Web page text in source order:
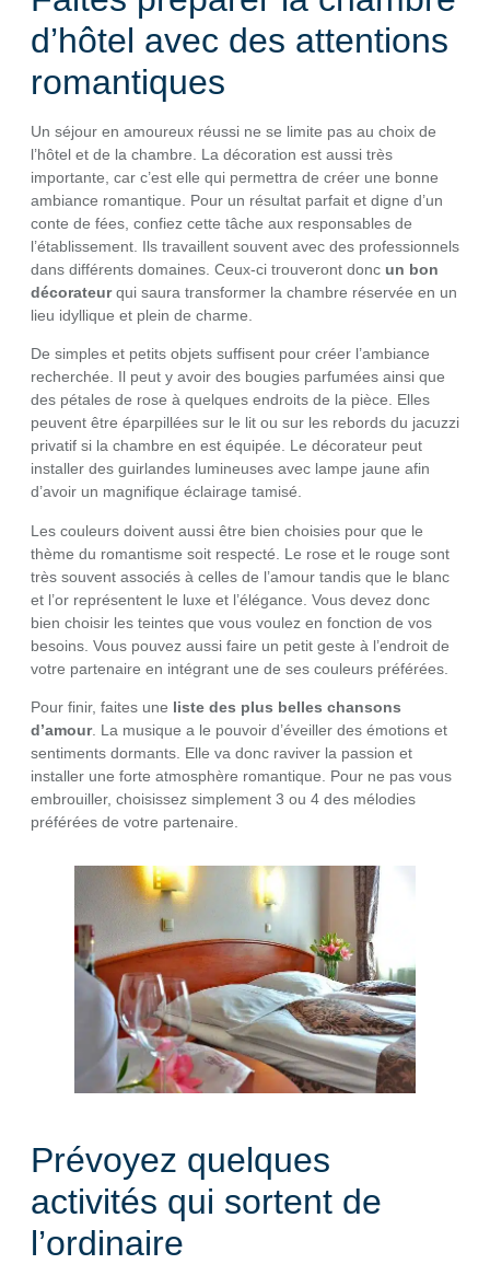
d’hôtel avec des attentions
romantiques
Un séjour en amoureux réussi ne se limite pas au choix de
l’hôtel et de la chambre. La décoration est aussi très
importante, car c’est elle qui permettra de créer une bonne
ambiance romantique. Pour un résultat parfait et digne d’un
conte de fées, confiez cette tâche aux responsables de
l’établissement. Ils travaillent souvent avec des professionnels
dans différents domaines. Ceux-ci trouveront donc un bon
décorateurqui saura transformer la chambre réservée en un
lieu idyllique et plein de charme.
De simples et petits objets suffisent pour créer l’ambiance
recherchée. Il peut y avoir des bougies parfumées ainsi que
des pétales de rose à quelques endroits de la pièce. Elles
peuvent être éparpillées sur le lit ou sur les rebords du jacuzzi
privatif si la chambre en est équipée. Le décorateur peut
installer des guirlandes lumineuses avec lampe jaune afin
d’avoir un magnifique éclairage tamisé.
Les couleurs doivent aussi être bien choisies pour que le
thème du romantisme soit respecté. Le rose et le rouge sont
très souvent associés à celles de l’amour tandis que le blanc
et l’or représentent le luxe et l’élégance. Vous devez donc
bien choisir les teintes que vous voulez en fonction de vos
besoins. Vous pouvez aussi faire un petit geste à l’endroit de
votre partenaire en intégrant une de ses couleurs préférées.
Pour finir, faites une liste des plus belles chansons
d’amour. La musique a le pouvoir d’éveiller des émotions et
sentiments dormants. Elle va donc raviver la passion et
installer une forte atmosphère romantique. Pour ne pas vous
embrouiller, choisissez simplement 3 ou 4 des mélodies
préférées de votre partenaire.
Prévoyez quelques
activités qui sortent de
l’ordinaire